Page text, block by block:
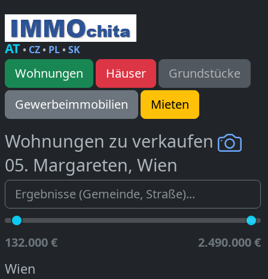
AT• CZ• PL•SK
Wohnungen Häuser
Grundstücke
Gewerbeimmobilien
Mieten
Wohnungen zu verkaufen
05. Margareten, Wien
132.000 € 2.490.000 €
Wien